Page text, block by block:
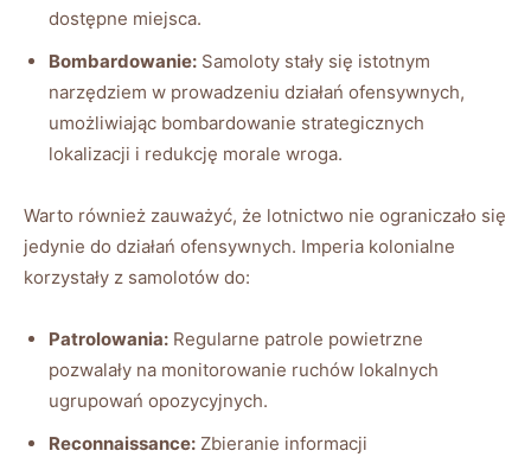
dostępne miejsca.
Bombardowanie: Samoloty stały się istotnym
narzędziem w prowadzeniu działań ofensywnych,
umożliwiając bombardowanie strategicznych
lokalizacji i redukcję morale wroga.
Warto również zauważyć, że lotnictwo nie ograniczało się
jedynie do działań ofensywnych. Imperia kolonialne
korzystały z samolotów do:
Patrolowania: Regularne patrole powietrzne
pozwalały na monitorowanie ruchów lokalnych
ugrupowań opozycyjnych.
Reconnaissance: Zbieranie informacji